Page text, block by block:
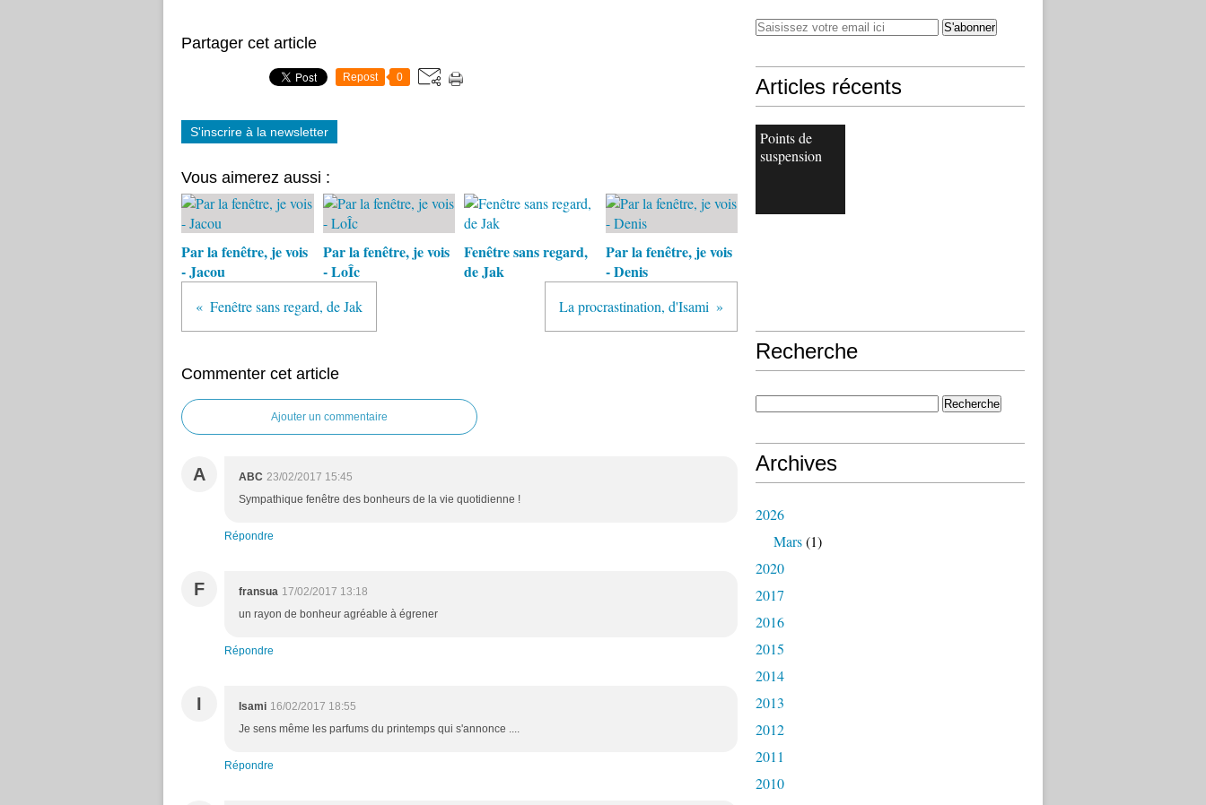
Partager cet article
Repost 0
S'inscrire à la newsletter
Vous aimerez aussi :
Par la fenêtre, je vois
- Jacou
Par la fenêtre, je vois
- LoÎc
Fenêtre sans regard,
de Jak
Par la fenêtre, je vois
- Denis
Fenêtre sans regard, de Jak La procrastination, d'Isami
Commenter cet article
Ajouter un commentaire
A ABC 23/02/2017 15:45
Sympathique fenêtre des bonheurs de la vie quotidienne !
Répondre
F fransua 17/02/2017 13:18
un rayon de bonheur agréable à égrener
Répondre
I Isami 16/02/2017 18:55
Je sens même les parfums du printemps qui s'annonce ....
Répondre
Articles récents
Points de
suspension
Recherche
Archives
2026
Mars(1)
2020
2017
2016
2015
2014
2013
2012
2011
2010